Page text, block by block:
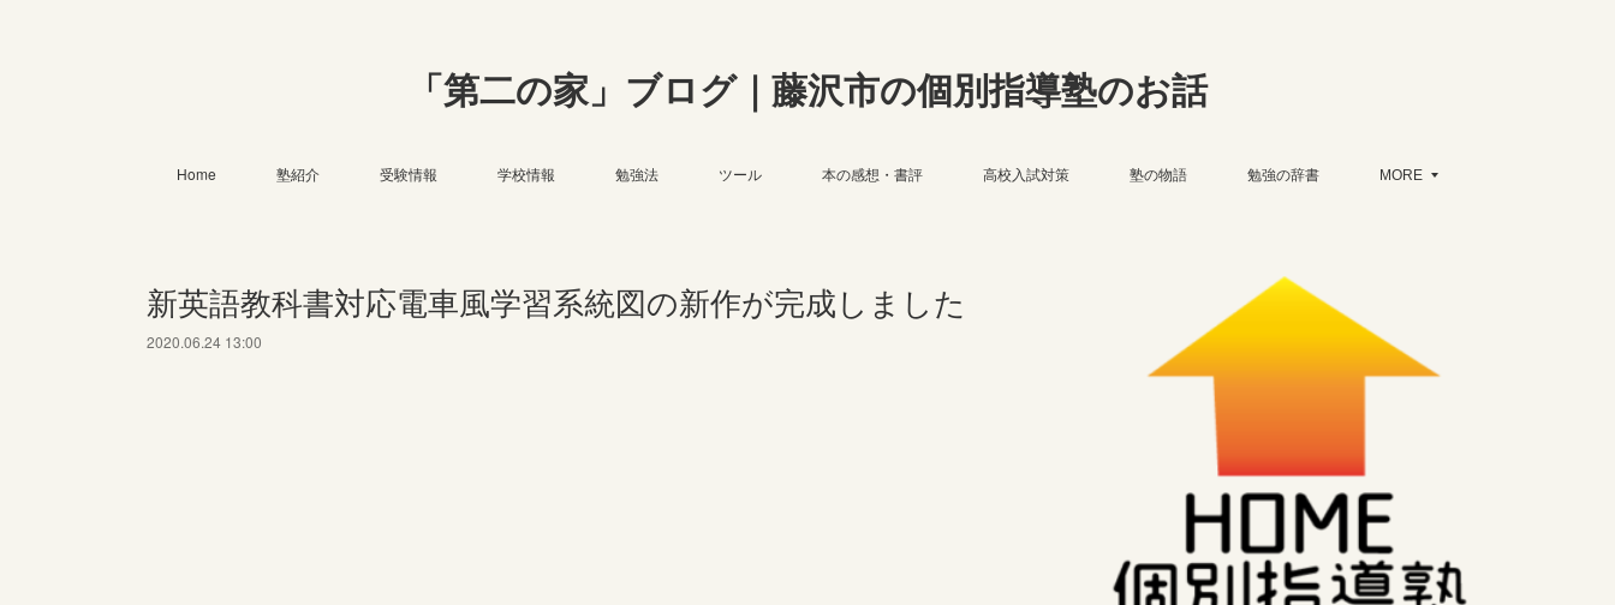
「第二の家」ブログ｜藤沢市の個別指導塾のお話
Home 塾紹介 受験情報 学校情報 勉強法 ツール 本の感想・書評 高校入試対策 塾の物語 勉強の辞書 MORE
新英語教科書対応電車風学習系統図の新作が完成しました
2020.06.24 13:00